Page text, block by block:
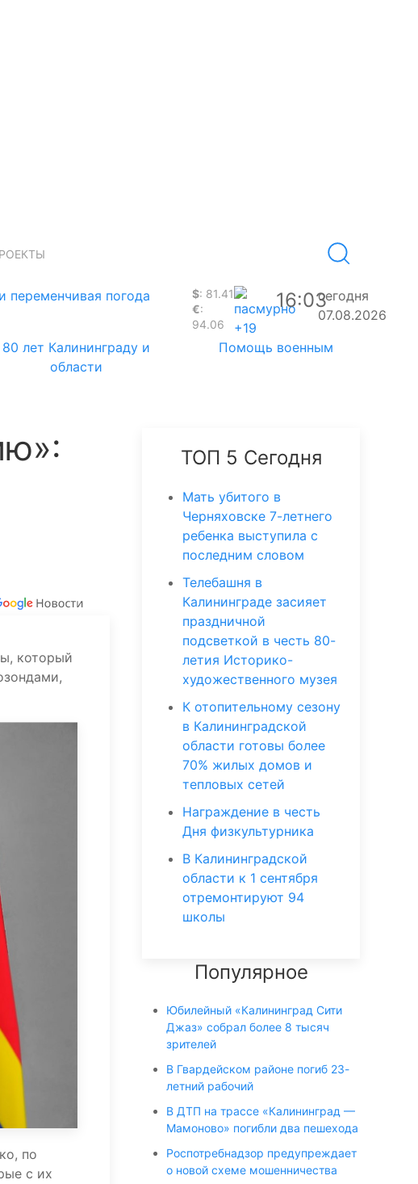
переменчивая погода $: 81.41
€:
94.06
+19
16:03сегодня
07.08.2026
80 лет Калининграду и
области
Помощь военным
который
по
с их
ТОП 5 Сегодня
Мать убитого в
Черняховске 7-летнего
ребенка выступила с
последним словом
Телебашня в
Калининграде засияет
праздничной
подсветкой в честь 80-
летия Историко-
художественного музея
К отопительному сезону
в Калининградской
области готовы более
70% жилых домов и
тепловых сетей
Награждение в честь
Дня физкультурника
В Калининградской
области к 1 сентября
отремонтируют 94
школы
Популярное
Юбилейный «Калининград Сити
Джаз» собрал более 8 тысяч
зрителей
В Гвардейском районе погиб 23-
летний рабочий
В ДТП на трассе «Калининград —
Мамоново» погибли два пешехода
Роспотребнадзор предупреждает
о новой схеме мошенничества